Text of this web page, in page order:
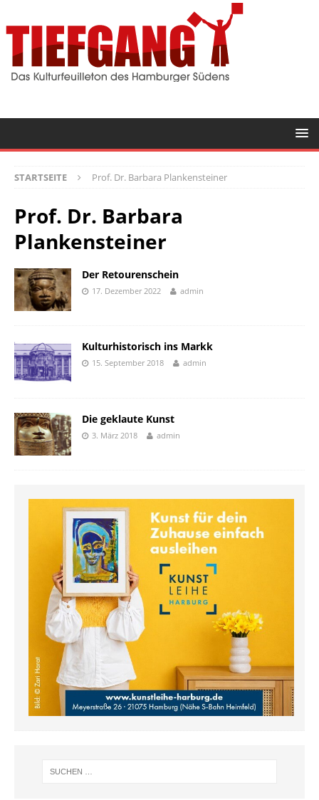
STARTSEITE Prof. Dr. Barbara Plankensteiner
Prof. Dr. Barbara
Plankensteiner
Der Retourenschein
17. Dezember 2022 admin
Kulturhistorisch ins Markk
15. September 2018 admin
Die geklaute Kunst
3. März 2018 admin